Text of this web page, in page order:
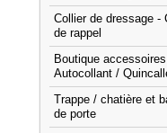
Collier de dressage -
de rappel
Boutique
Autocollant /
Trappe / chatière et
de porte